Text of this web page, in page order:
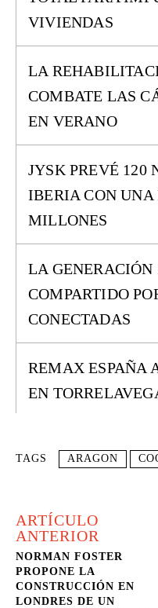
VIVIENDAS
LA
COMBATE LAS
EN VERANO
JYSK PREVÉ 120
IBERIA CON UNA
MILLONES
LA
COMPARTIDO
CONECTADAS
REMAX ESPAÑA
EN
TAGS ARAGON
ARTÍCULO
ANTERIOR
NORMAN FOSTER
PROPONE LA
CONSTRUCCIÓN EN
LONDRES DE UN